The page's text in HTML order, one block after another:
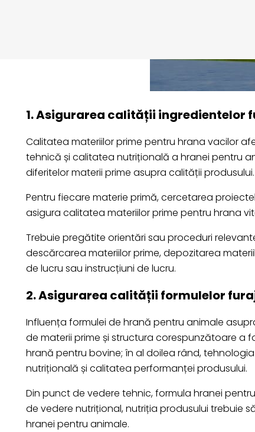
1. Asigurarea calității ingredientelor
Calitatea materiilor prime pentru hrana vacilor
tehnică și calitatea nutrițională a hranei pentru
diferitelor materii prime asupra calității produsului.
Pentru fiecare materie primă, cercetarea
asigura calitatea materiilor prime pentru hrana
Trebuie pregătite orientări sau proceduri
descărcarea materiilor prime, depozitarea
de lucru sau instrucțiuni de lucru.
2. Asigurarea calității formulelor
Influența formulei de hrană pentru animale
de materii prime și structura corespunzătoare a
hrană pentru bovine; în al doilea rând,
nutrițională și calitatea performanței produsului.
Din punct de vedere tehnic, formula hranei
de vedere nutrițional, nutriția produsului trebuie
hranei pentru animale.